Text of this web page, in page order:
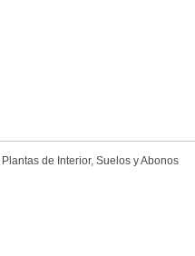
Plantas de Interior, Suelos y Abonos